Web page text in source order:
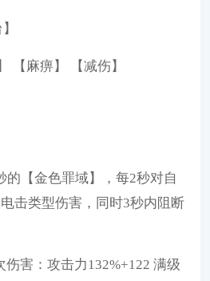
【麻痹】 【减伤】
的【金色罪域】，每2秒对自
击类型伤害，同时3秒内阻断
伤害：攻击力132%+122 满级